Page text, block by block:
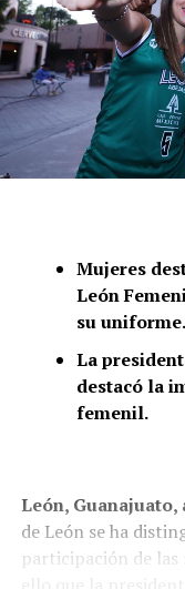
Mujeres
León
su uniforme.
La
destacó la
femenil.
León, Guanajuato,
de León se ha
participación de